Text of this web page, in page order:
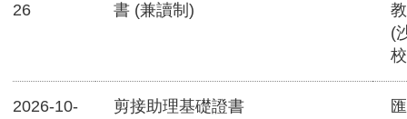
26
書 (兼讀制)
(
2026-10-
剪接助理基礎證書